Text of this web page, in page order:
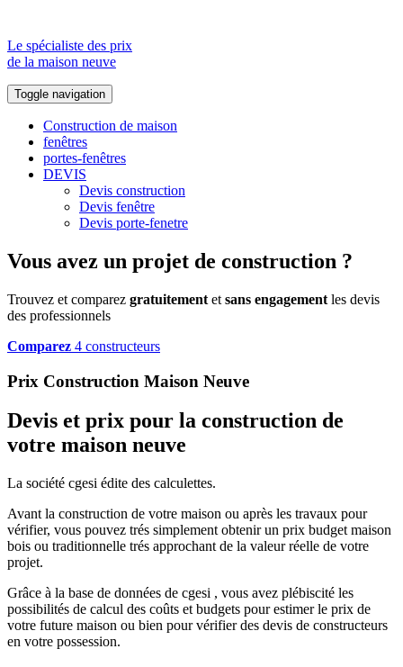
Le spécialiste des prix
de la maison neuve
Toggle navigation
Construction de maison
fenêtres
portes-fenêtres
DEVIS
Devis construction
Devis fenêtre
Devis porte-fenetre
Vous avez un projet de construction ?
Trouvez et comparez gratuitement et sans engagement les devis
des professionnels
Comparez 4 constructeurs
Prix Construction Maison Neuve
Devis et prix pour la construction de
votre maison neuve
La société cgesi édite des calculettes.
Avant la construction de votre maison ou après les travaux pour
vérifier, vous pouvez trés simplement obtenir un prix budget maison
bois ou traditionnelle trés approchant de la valeur réelle de votre
projet.
Grâce à la base de données de cgesi , vous avez plébiscité les
possibilités de calcul des coûts et budgets pour estimer le prix de
votre future maison ou bien pour vérifier des devis de constructeurs
en votre possession.